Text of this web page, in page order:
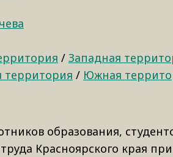
/ Западная
территория / Южная
образования,
Красноярского края